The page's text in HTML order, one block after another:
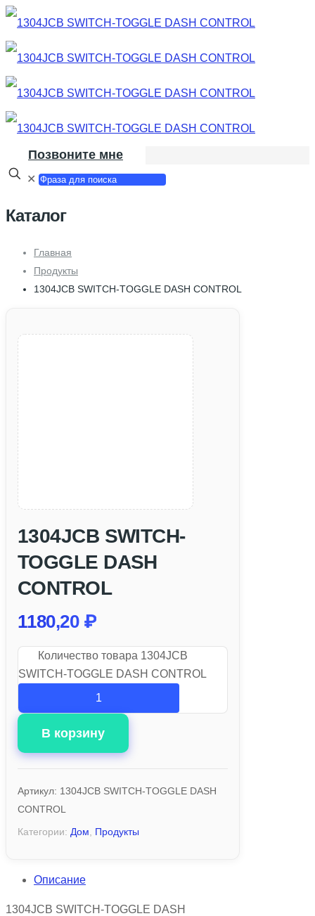
Позвоните мне
✕
Каталог
Главная
Продукты
1304JCB SWITCH-TOGGLE DASH CONTROL
1304JCB SWITCH-
TOGGLE DASH
CONTROL
1180,20 ₽
Количество товара 1304JCB
SWITCH-TOGGLE DASH CONTROL
В корзину
Артикул: 1304JCB SWITCH-TOGGLE DASH
CONTROL
Категории: Дом Продукты
Описание
1304JCB SWITCH-TOGGLE DASH